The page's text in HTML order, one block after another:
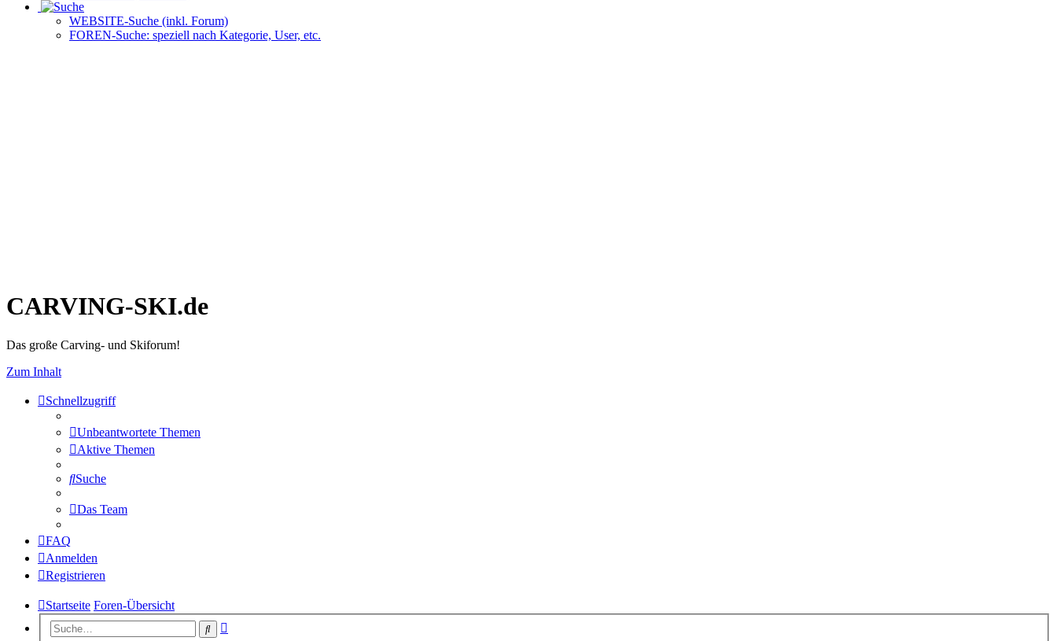
WEBSITE-Suche (inkl. Forum)
FOREN-Suche: speziell nach Kategorie, User, etc.
CARVING-SKI.de
Das große Carving- und Skiforum!
Zum Inhalt
Schnellzugriff
Unbeantwortete Themen
Aktive Themen
Suche
Das Team
FAQ
Anmelden
Registrieren
Startseite Foren-Übersicht
Suche